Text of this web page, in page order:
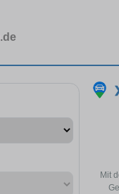
.de
Mit